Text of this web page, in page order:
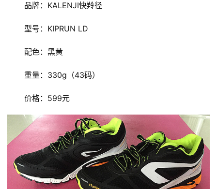
品牌：KALENJI快羚径
型号：KIPRUN LD
配色：黑黄
重量：330g（43码）
价格：599元